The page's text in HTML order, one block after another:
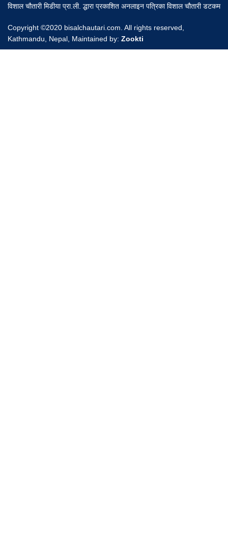
विशाल चौतारी मिडीया प्रा.ली. द्धारा प्रकाशित अनलाइन पत्रिका विशाल चौतारी डटकम
Copyright ©2020 bisalchautari.com. All rights reserved,
Kathmandu, Nepal, Maintained by: Zookti